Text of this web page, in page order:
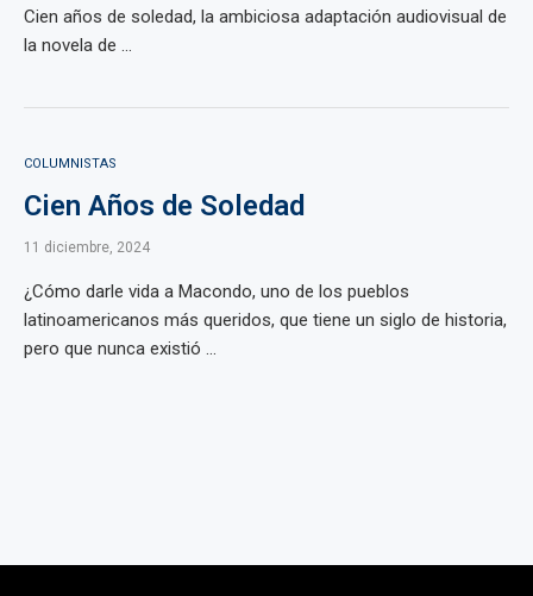
Cien años de soledad, la ambiciosa adaptación audiovisual de
la novela de ...
COLUMNISTAS
Cien Años de Soledad
11 diciembre, 2024
¿Cómo darle vida a Macondo, uno de los pueblos
latinoamericanos más queridos, que tiene un siglo de historia,
pero que nunca existió ...